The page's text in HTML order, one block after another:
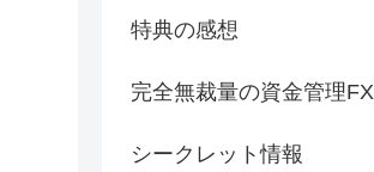
特典の感想
完全無裁量の資金管理FX
シークレット情報